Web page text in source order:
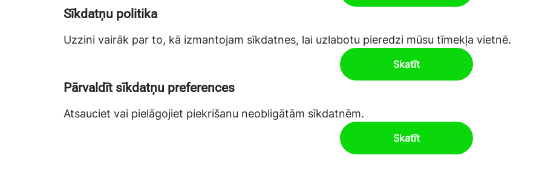
Sīkdatņu politika
Uzzini vairāk par to, kā izmantojam sīkdatnes, lai uzlabotu pieredzi mūsu tīmekļa vietnē.
Skatīt
Pārvaldīt sīkdatņu preferences
Atsauciet vai pielāgojiet piekrišanu neobligātām sīkdatnēm.
Skatīt